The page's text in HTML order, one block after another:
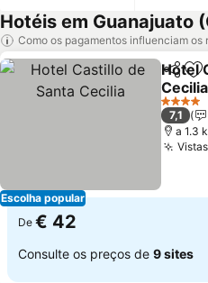
Hotéis em Guanajuato
Como os pagamentos influenciam os
Escolha popular
Hotel
Cecilia
Ver
4 Estrelas
7,1
a 1.3
De € 42
Consulte os preços de 9 sites